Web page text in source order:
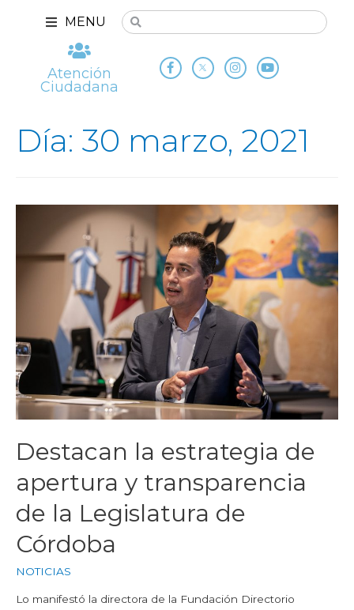
MENU
Atención
Ciudadana
Día: 30 marzo, 2021
Destacan la estrategia de
apertura y transparencia
de la Legislatura de
Córdoba
NOTICIAS
Lo manifestó la directora de la Fundación Directorio